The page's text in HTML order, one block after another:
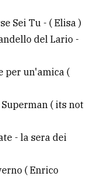
Sei Tu - ( Elisa )
del Lario -
per un'amica (
( its not
- la sera dei
( Enrico